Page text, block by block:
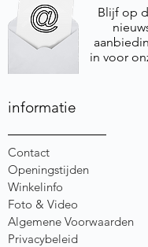
Blijf op
in voor
informatie
Contact
Openingstijden
Winkelinfo
Foto & Video
Algemene Voorwaarden
Privacybeleid